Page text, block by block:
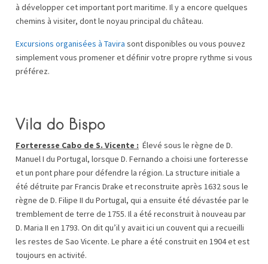
à développer cet important port maritime. Il y a encore quelques
chemins à visiter, dont le noyau principal du château.
Excursions organisées à Tavira sont disponibles ou vous pouvez
simplement vous promener et définir votre propre rythme si vous
préférez.
Vila do Bispo
Forteresse Cabo de S. Vicente : Élevé sous le règne de D.
Manuel I du Portugal, lorsque D. Fernando a choisi une forteresse
et un pont phare pour défendre la région. La structure initiale a
été détruite par Francis Drake et reconstruite après 1632 sous le
règne de D. Filipe II du Portugal, qui a ensuite été dévastée par le
tremblement de terre de 1755. Il a été reconstruit à nouveau par
D. Maria II en 1793. On dit qu’il y avait ici un couvent qui a recueilli
les restes de Sao Vicente. Le phare a été construit en 1904 et est
toujours en activité.